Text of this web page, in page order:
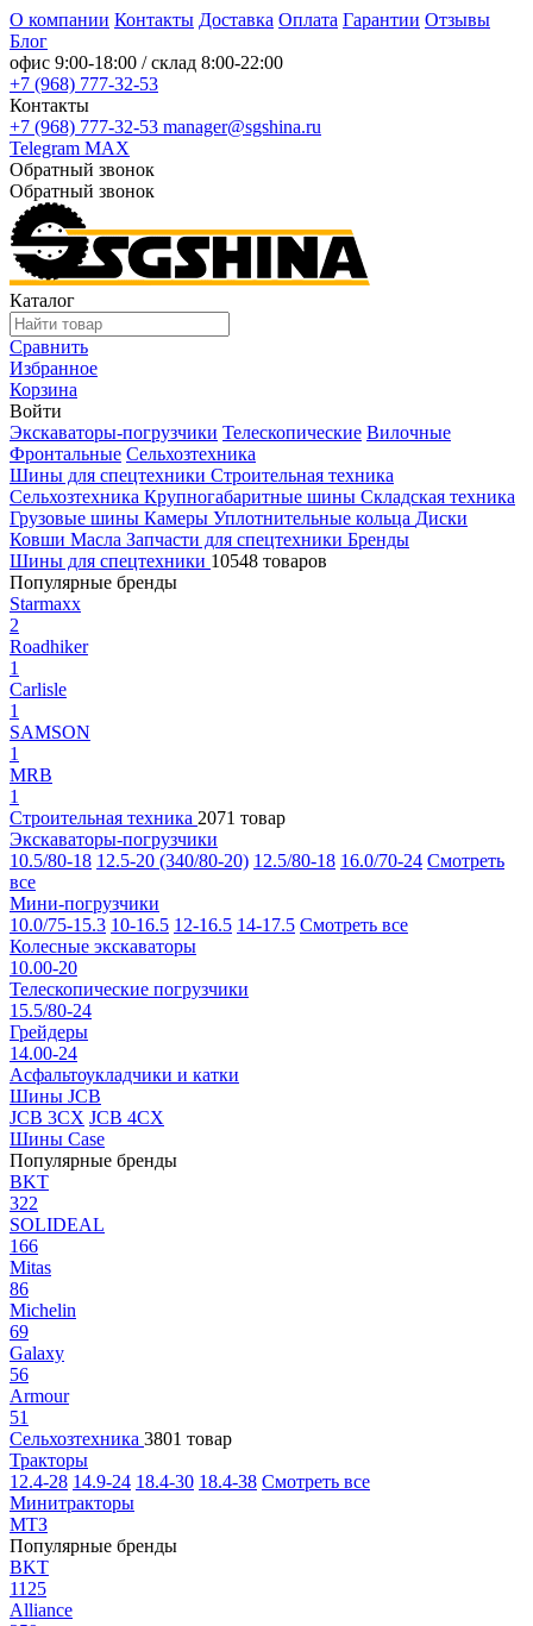
О компании Контакты Доставка Оплата Гарантии Отзывы
Блог
офис 9:00-18:00 / склад 8:00-22:00
+7 (968) 777-32-53
Контакты
+7 (968) 777-32-53 manager@sgshina.ru
Telegram MAX
Обратный звонок
Обратный звонок
Каталог
Сравнить
Избранное
Корзина
Войти
Экскаваторы-погрузчики Телескопические Вилочные
Фронтальные Сельхозтехника
Шины для спецтехники Строительная техника
Сельхозтехника Крупногабаритные шины Складская техника
Грузовые шины Камеры Уплотнительные кольца Диски
Ковши Масла Запчасти для спецтехники Бренды
Шины для спецтехники 10548 товаров
Популярные бренды
Starmaxx
2
Roadhiker
1
Carlisle
1
SAMSON
1
MRB
1
Строительная техника 2071 товар
Экскаваторы-погрузчики
10.5/80-18 12.5-20 (340/80-20) 12.5/80-18 16.0/70-24 Смотреть
все
Мини-погрузчики
10.0/75-15.3 10-16.5 12-16.5 14-17.5 Смотреть все
Колесные экскаваторы
10.00-20
Телескопические погрузчики
15.5/80-24
Грейдеры
14.00-24
Асфальтоукладчики и катки
Шины JCB
JCB 3CX JCB 4CX
Шины Case
Популярные бренды
BKT
322
SOLIDEAL
166
Mitas
86
Michelin
69
Galaxy
56
Armour
51
Сельхозтехника 3801 товар
Тракторы
12.4-28 14.9-24 18.4-30 18.4-38 Смотреть все
Минитракторы
МТЗ
Популярные бренды
BKT
1125
Alliance